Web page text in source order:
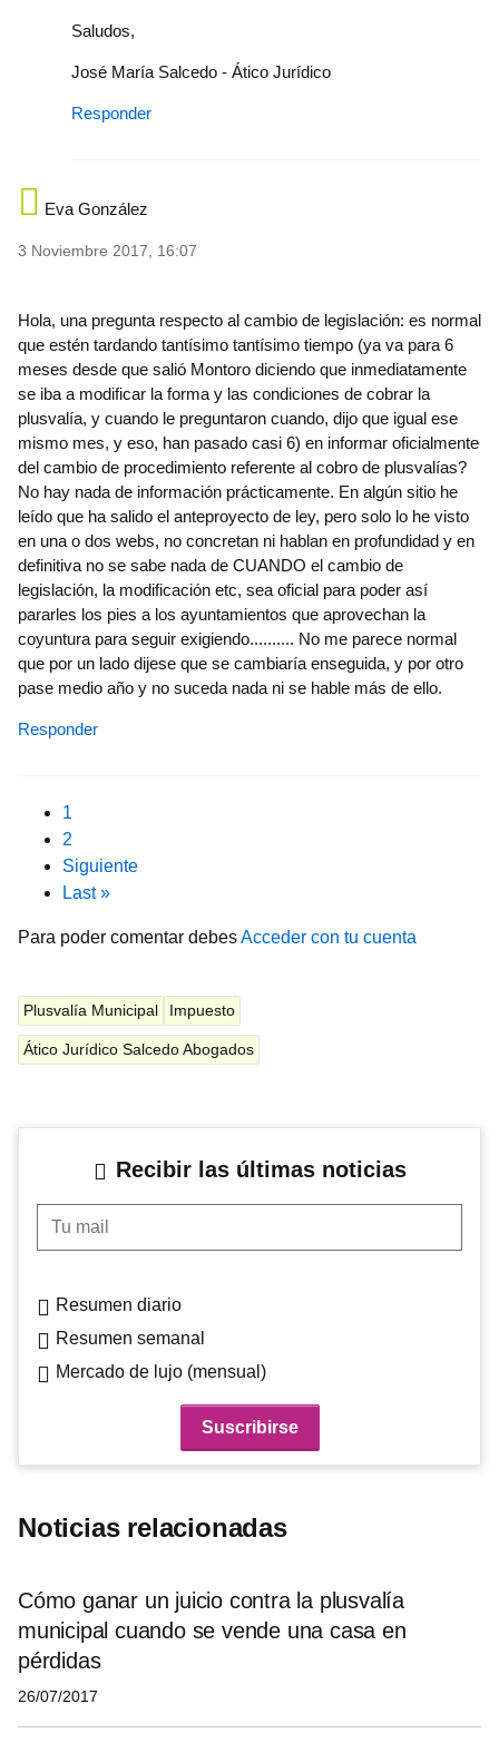
Saludos,
José María Salcedo - Ático Jurídico
Responder
Eva González
3 Noviembre 2017, 16:07
Hola, una pregunta respecto al cambio de legislación: es normal
que estén tardando tantísimo tantísimo tiempo (ya va para 6
meses desde que salió Montoro diciendo que inmediatamente
se iba a modificar la forma y las condiciones de cobrar la
plusvalía, y cuando le preguntaron cuando, dijo que igual ese
mismo mes, y eso, han pasado casi 6) en informar oficialmente
del cambio de procedimiento referente al cobro de plusvalías?
No hay nada de información prácticamente. En algún sitio he
leído que ha salido el anteproyecto de ley, pero solo lo he visto
en una o dos webs, no concretan ni hablan en profundidad y en
definitiva no se sabe nada de CUANDO el cambio de
legislación, la modificación etc, sea oficial para poder así
pararles los pies a los ayuntamientos que aprovechan la
coyuntura para seguir exigiendo.......... No me parece normal
que por un lado dijese que se cambiaría enseguida, y por otro
pase medio año y no suceda nada ni se hable más de ello.
Responder
PaginationCurrent page
1
Page
2
Next page
Siguiente
Last page
Last »
Para poder comentar debesAcceder con tu cuenta
Plusvalía Municipal Impuesto
Ático Jurídico Salcedo Abogados
Recibir las últimas noticias
Tu mail
Resumen diario
Resumen semanal
Mercado de lujo (mensual)
Noticias relacionadas
Cómo ganar un juicio contra la plusvalía
municipal cuando se vende una casa en
pérdidas
26/07/2017